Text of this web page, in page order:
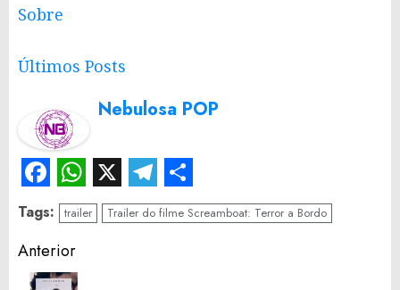
Sobre
Últimos Posts
Nebulosa POP
Facebook
WhatsApp
X Telegram
Share
Tags: trailer Trailer do filme Screamboat: Terror a Bordo
Continue
Anterior